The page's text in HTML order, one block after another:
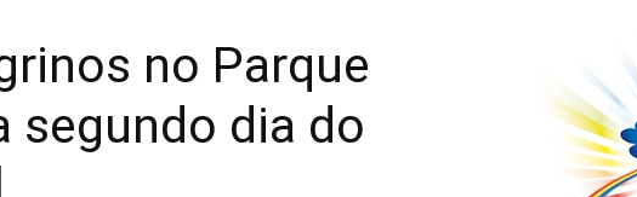
no Parque
segundo dia do